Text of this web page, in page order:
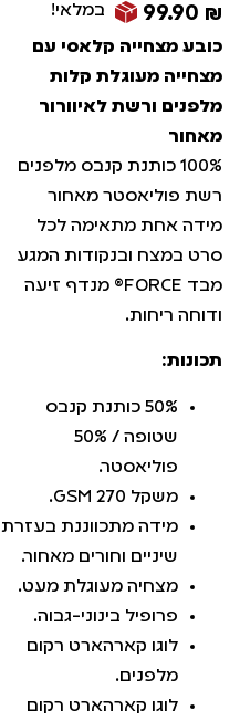
99.90 ₪
במלאי!
כובע מצחייה קלאסי עם
מצחייה מעוגלת קלות
מלפנים ורשת לאיוורור
מאחור
100% כותנת קנבס מלפנים
רשת פוליאסטר מאחור
מידה אחת מתאימה לכל
סרט במצח ובנקודות המגע
מבד FORCE® מנדף זיעה
ודוחה ריחות.
תכונות:
50% כותנת קנבס
שטופה / 50%
פוליאסטר.
משקל 270 GSM.
מידה מתכווננת בעזרת
שיניים וחורים מאחור.
מצחיה מעוגלת מעט.
פרופיל בינוני-גבוה.
לוגו קארהארט רקום
מלפנים.
לוגו קארהארט רקום